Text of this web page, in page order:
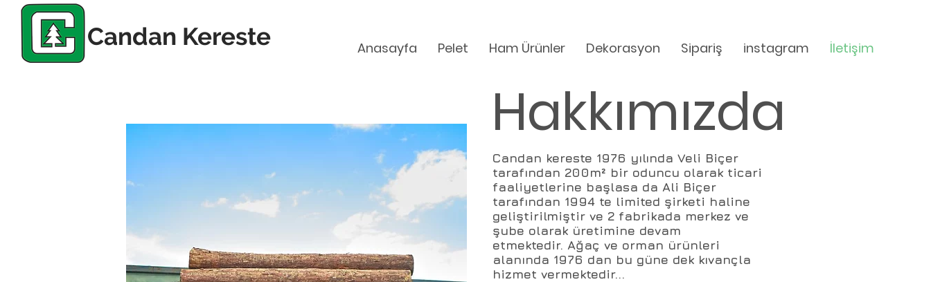
Candan Kereste Anasayfa Pelet Ham Ürünler Dekorasyon Sipariş instagram İletişim
Hakkımızda
Candan kereste 1976 yılında Veli Biçer
tarafından 200m² bir oduncu olarak ticari
faaliyetlerine başlasa da Ali Biçer
tarafından 1994 te limited şirketi haline
geliştirilmiştir ve 2 fabrikada merkez ve
şube olarak üretimine devam
etmektedir. Ağaç ve orman ürünleri
alanında 1976 dan bu güne dek kıvançla
hizmet vermektedir...